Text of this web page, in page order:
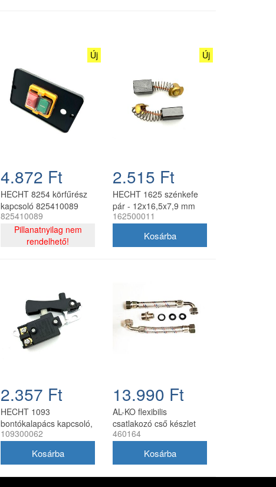
Új
4.872 Ft
HECHT 8254 körfűrész
kapcsoló 825410089
825410089
Pillanatnyilag nem
rendelhető!
Új
2.515 Ft
HECHT 1625 szénkefe
pár - 12x16,5x7,9 mm
162500011
2.357 Ft
HECHT 1093
bontókalapács kapcsoló,
109300062
109300062
13.990 Ft
AL-KO flexibilis
csatlakozó cső készlet
házi vízműhöz 460164
460164